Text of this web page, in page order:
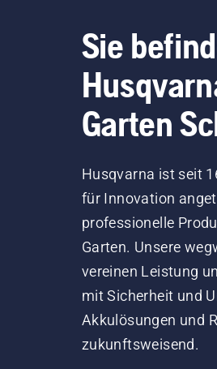
Sie
Garten
Husqvarna ist seit
für Innovation
professionelle
Garten. Unsere
vereinen Leistung
mit Sicherheit und
Akkulösungen und
zukunftsweisend.